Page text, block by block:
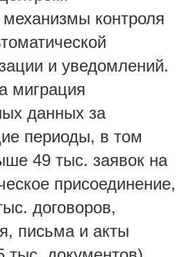
контроля
и уведомлений.
миграция
данных за
периоды, в том
49 тыс. заявок на
присоединение,
договоров,
письма и акты